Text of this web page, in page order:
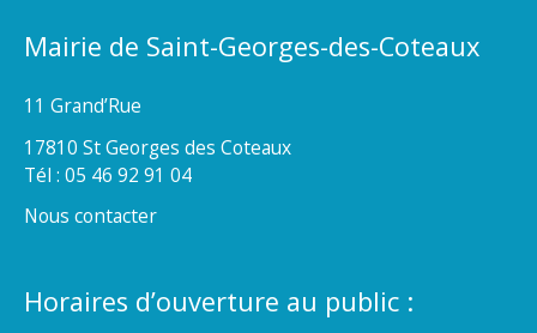
Mairie de Saint-Georges-des-Coteaux
11 Grand’Rue
17810 St Georges des Coteaux
Tél : 05 46 92 91 04
Nous contacter
Horaires d’ouverture au public :